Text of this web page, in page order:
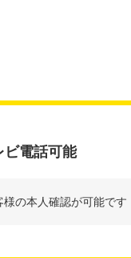
ビ電話可能
様の本人確認が可能です